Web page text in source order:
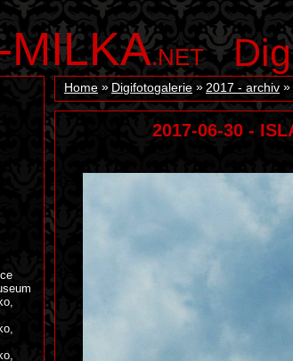
MILKA.NET
Home Digifotogalerie 2017 - archiv
2017-06-30 -